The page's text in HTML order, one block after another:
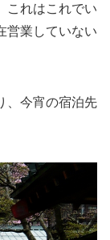
これはこれでい
営業していない
、今宵の宿泊先